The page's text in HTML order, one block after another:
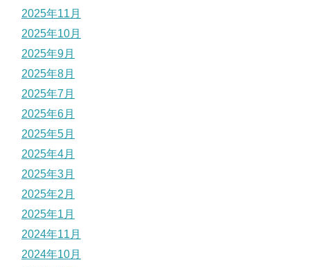
2025年11月
2025年10月
2025年9月
2025年8月
2025年7月
2025年6月
2025年5月
2025年4月
2025年3月
2025年2月
2025年1月
2024年11月
2024年10月